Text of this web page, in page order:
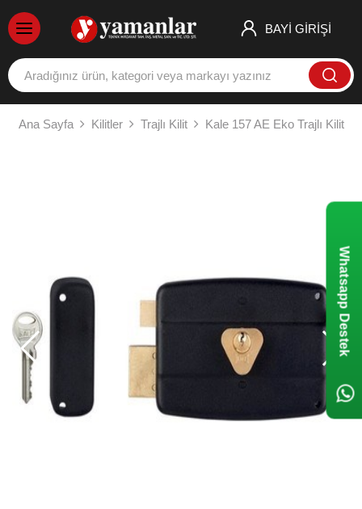
BAYİ GİRİŞİ
Ana Sayfa Kilitler Trajlı Kilit Kale 157 AE Eko Trajlı Kilit
Whatsapp Destek